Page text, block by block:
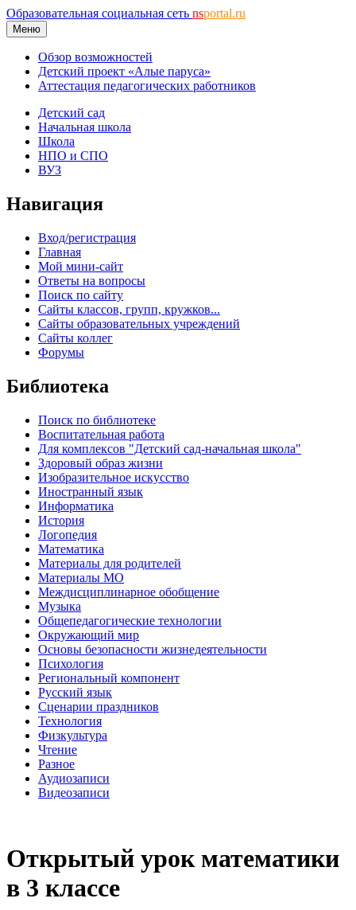
Образовательная социальная сеть nsportal.ru
Меню
Обзор возможностей
Детский проект «Алые паруса»
Аттестация педагогических работников
Детский сад
Начальная школа
Школа
НПО и СПО
ВУЗ
Навигация
Вход/регистрация
Главная
Мой мини-сайт
Ответы на вопросы
Поиск по сайту
Сайты классов, групп, кружков...
Сайты образовательных учреждений
Сайты коллег
Форумы
Библиотека
Поиск по библиотеке
Воспитательная работа
Для комплексов "Детский сад-начальная школа"
Здоровый образ жизни
Изобразительное искусство
Иностранный язык
Информатика
История
Логопедия
Математика
Материалы для родителей
Материалы МО
Междисциплинарное обобщение
Музыка
Общепедагогические технологии
Окружающий мир
Основы безопасности жизнедеятельности
Психология
Региональный компонент
Русский язык
Сценарии праздников
Технология
Физкультура
Чтение
Разное
Аудиозаписи
Видеозаписи
Открытый урок математики
в 3 классе